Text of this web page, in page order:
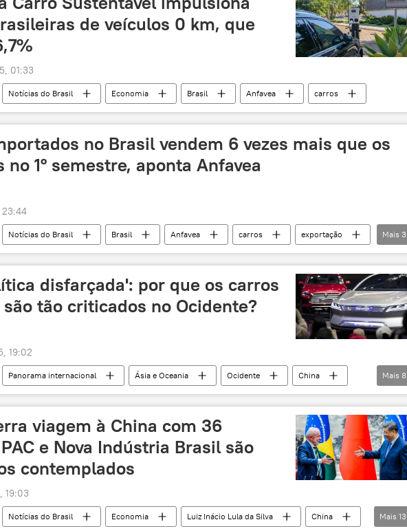
Post
de veículos 0 km, que
01:33
Notícias do Brasil Economia Brasil Anfavea carros
no Brasil vendem 6 vezes mais que os
no 1º semestre, aponta Anfavea
Notícias do Brasil Brasil Anfavea carros
exportação
montadoras importação
Mais 3
disfarçada': por que os carros
tão criticados no Ocidente?
19:02
Panorama internacional Ásia e Oceania Ocidente
China
Times indústria Europa geopolítica
críticas
Mais 8
viagem à China com 36
e Nova Indústria Brasil são
contemplados
19:03
Notícias do Brasil Economia Luiz Inácio Lula da Silva
China
Mais 13